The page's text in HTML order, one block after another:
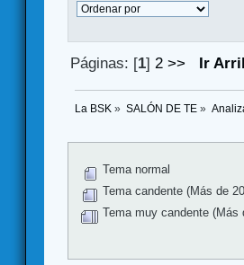
Páginas: [1] 2 >> Ir
La BSK » SALÓN DE TE»
Tema normal
Tema candente (Más de
Tema muy candente (Más